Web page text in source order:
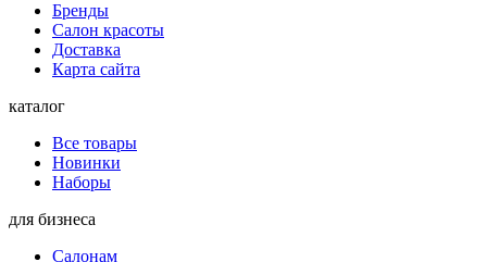
Бренды
Салон красоты
Доставка
Карта сайта
каталог
Все товары
Новинки
Наборы
для бизнеса
Салонам